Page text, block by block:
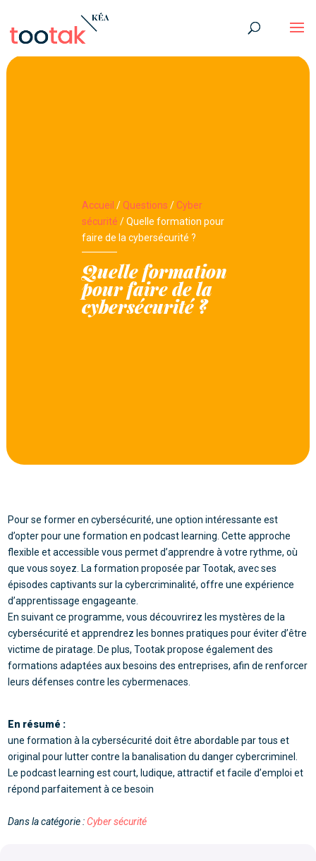
Accueil / Questions / Cyber
sécurité /Quelle formation pour
faire de la cybersécurité ?
Quelle formation
pour faire de la
cybersécurité ?
Pour se former en cybersécurité, une option intéressante est
d’opter pour une formation en podcast learning. Cette approche
flexible et accessible vous permet d’apprendre à votre rythme, où
que vous soyez. La formation proposée par Tootak, avec ses
épisodes captivants sur la cybercriminalité, offre une expérience
d’apprentissage engageante.
En suivant ce programme, vous découvrirez les mystères de la
cybersécurité et apprendrez les bonnes pratiques pour éviter d’être
victime de piratage. De plus, Tootak propose également des
formations adaptées aux besoins des entreprises, afin de renforcer
leurs défenses contre les cybermenaces.
En résumé :
une formation à la cybersécurité doit être abordable par tous et
original pour lutter contre la banalisation du danger cybercriminel.
Le podcast learning est court, ludique, attractif et facile d’emploi et
répond parfaitement à ce besoin
Dans la catégorie : Cyber sécurité